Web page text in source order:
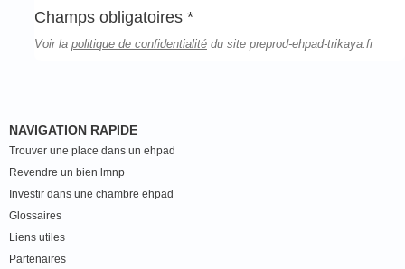
Champs obligatoires *
Voir la politique de confidentialité du site preprod-ehpad-trikaya.fr
NAVIGATION RAPIDE
Trouver une place dans un ehpad
Revendre un bien lmnp
Investir dans une chambre ehpad
Glossaires
Liens utiles
Partenaires